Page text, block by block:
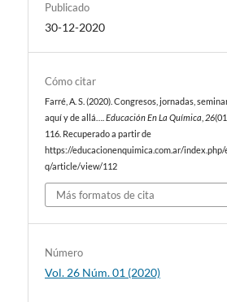
Publicado
30-12-2020
Cómo citar
Farré, A. S. (2020). Congresos, jornadas,
aquí y de allá….Educación En La Química 26
116. Recuperado a partir de
https://educacionenquimica.com.ar/index.php/
q/article/view/112
Más formatos de cita
Número
Vol. 26 Núm. 01 (2020)